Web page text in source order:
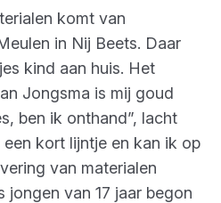
komt van
in Nij Beets. Daar
kind aan huis. Het
Jongsma is mij goud
ben ik onthand”, lacht
kort lijntje en kan ik op
van materialen
jongen van 17 jaar begon